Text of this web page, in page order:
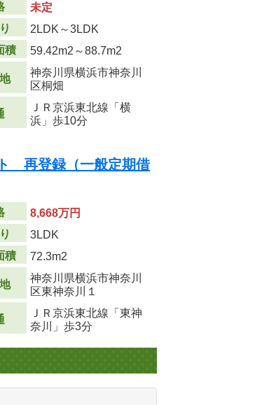
未定
2LDK～3LDK
積
59.42m2 ～88.7m2
神奈川県横浜市神奈川
区桐畑
ＪＲ京浜東北線「横
浜」歩10分
再登録（一般定期借
8,668万円
3LDK
積
72.3m2
神奈川県横浜市神奈川
区東神奈川１
ＪＲ京浜東北線「東神
奈川」歩3分